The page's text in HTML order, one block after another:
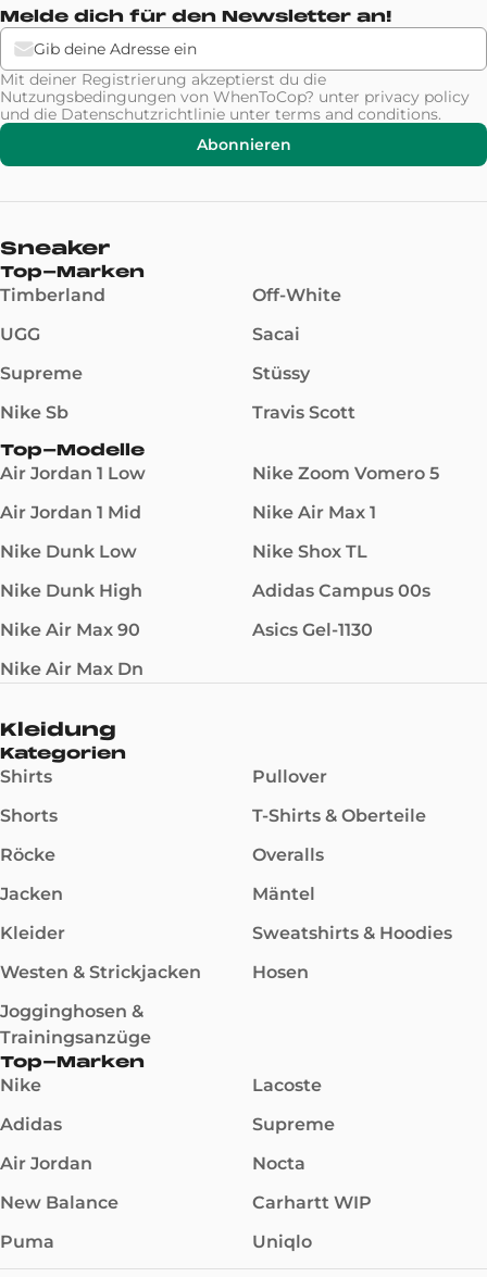
Melde dich für den Newsletter an!
Mit deiner Registrierung akzeptierst du die
Nutzungsbedingungen von WhenToCop? unter privacy policy
und die Datenschutzrichtlinie unter terms and conditions.
Abonnieren
Sneaker
Top-Marken
Timberland
UGG
Supreme
Nike Sb
Off-White
Sacai
Stüssy
Travis Scott
Top-Modelle
Air Jordan 1 Low
Air Jordan 1 Mid
Nike Dunk Low
Nike Dunk High
Nike Air Max 90
Nike Air Max Dn
Nike Zoom Vomero 5
Nike Air Max 1
Nike Shox TL
Adidas Campus 00s
Asics Gel-1130
Kleidung
Kategorien
Shirts
Shorts
Röcke
Jacken
Kleider
Westen & Strickjacken
Jogginghosen &
Trainingsanzüge
Pullover
T-Shirts & Oberteile
Overalls
Mäntel
Sweatshirts & Hoodies
Hosen
Top-Marken
Nike
Adidas
Air Jordan
New Balance
Puma
Lacoste
Supreme
Nocta
Carhartt WIP
Uniqlo